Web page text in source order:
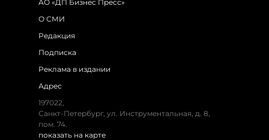
АО «ДП Бизнес Пресс»
О СМИ
Редакция
Подписка
Реклама в издании
Адрес
197022,
Санкт-Петербург, ул. Инструментальная, д. 8,
пом. 74.
показать на карте